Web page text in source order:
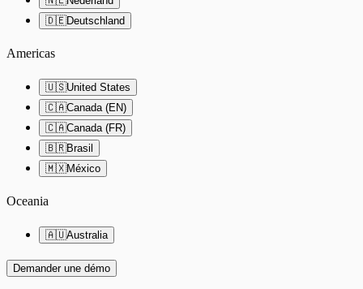
🇩🇪Deutschland
Americas
🇺🇸United States
🇨🇦Canada (EN)
🇨🇦Canada (FR)
🇧🇷Brasil
🇲🇽México
Oceania
🇦🇺Australia
Demander une démo